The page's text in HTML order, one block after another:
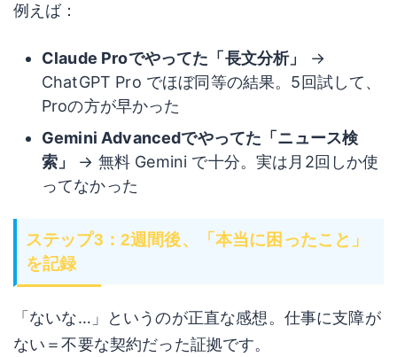
例えば：
Claude Proでやってた「長文分析」
→
ChatGPT Pro でほぼ同等の結果。5回試して、
Proの方が早かった
Gemini Advancedでやってた「ニュース検
索」
→ 無料 Gemini で十分。実は月2回しか使
ってなかった
ステップ3：2週間後、「本当に困ったこと」
を記録
「ないな…」というのが正直な感想。仕事に支障が
ない＝不要な契約だった証拠です。